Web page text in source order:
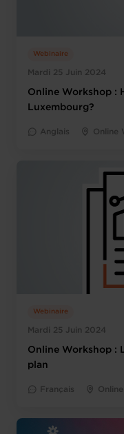
Mardi 25 Juin 2024
Webinaire
Online Workshop :
Luxembourg?
Anglais Online
Mardi 25 Juin 2024
Webinaire
Online Workshop :
plan
Français